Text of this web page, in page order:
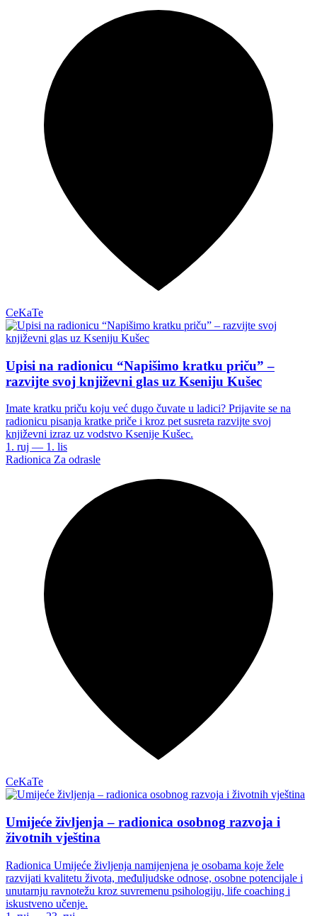
CeKaTe
Upisi na radionicu “Napišimo kratku priču” –
razvijte svoj književni glas uz Kseniju Kušec
Imate kratku priču koju već dugo čuvate u ladici? Prijavite se na
radionicu pisanja kratke priče i kroz pet susreta razvijte svoj
književni izraz uz vodstvo Ksenije Kušec.
1. ruj — 1. lis
Radionica Za odrasle
CeKaTe
Umijeće življenja – radionica osobnog razvoja i
životnih vještina
Radionica Umijeće življenja namijenjena je osobama koje žele
razvijati kvalitetu života, međuljudske odnose, osobne potencijale i
unutarnju ravnotežu kroz suvremenu psihologiju, life coaching i
iskustveno učenje.